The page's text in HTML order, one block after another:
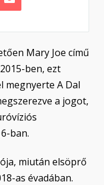
Mary Joe című
ben, ezt
megnyerte A Dal
a jogot,
ban.
miután elsöprő
as évadában.